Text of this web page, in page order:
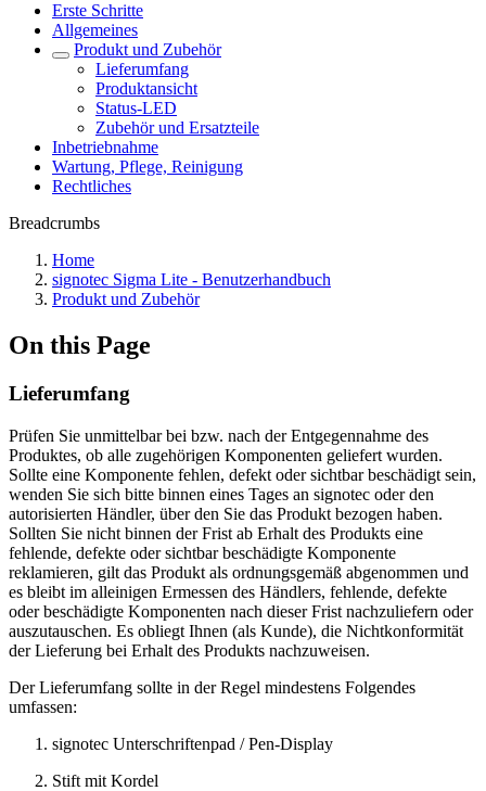
Erste Schritte
Allgemeines
Produkt und Zubehör
Lieferumfang
Produktansicht
Status-LED
Zubehör und Ersatzteile
Inbetriebnahme
Wartung, Pflege, Reinigung
Rechtliches
Breadcrumbs
Home
signotec Sigma Lite - Benutzerhandbuch
Produkt und Zubehör
On this Page
Lieferumfang
Prüfen Sie unmittelbar bei bzw. nach der Entgegennahme des
Produktes, ob alle zugehörigen Komponenten geliefert wurden.
Sollte eine Komponente fehlen, defekt oder sichtbar beschädigt sein,
wenden Sie sich bitte binnen eines Tages an signotec oder den
autorisierten Händler, über den Sie das Produkt bezogen haben.
Sollten Sie nicht binnen der Frist ab Erhalt des Produkts eine
fehlende, defekte oder sichtbar beschädigte Komponente
reklamieren, gilt das Produkt als ordnungsgemäß abgenommen und
es bleibt im alleinigen Ermessen des Händlers, fehlende, defekte
oder beschädigte Komponenten nach dieser Frist nachzuliefern oder
auszutauschen. Es obliegt Ihnen (als Kunde), die Nichtkonformität
der Lieferung bei Erhalt des Produkts nachzuweisen.
Der Lieferumfang sollte in der Regel mindestens Folgendes
umfassen:
signotec Unterschriftenpad / Pen-Display
Stift mit Kordel